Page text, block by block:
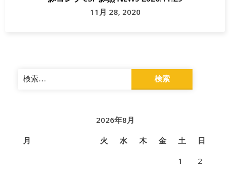
11月 28, 2020
検
索:
2026年8月
月
火 水 木 金 土
日
1
2